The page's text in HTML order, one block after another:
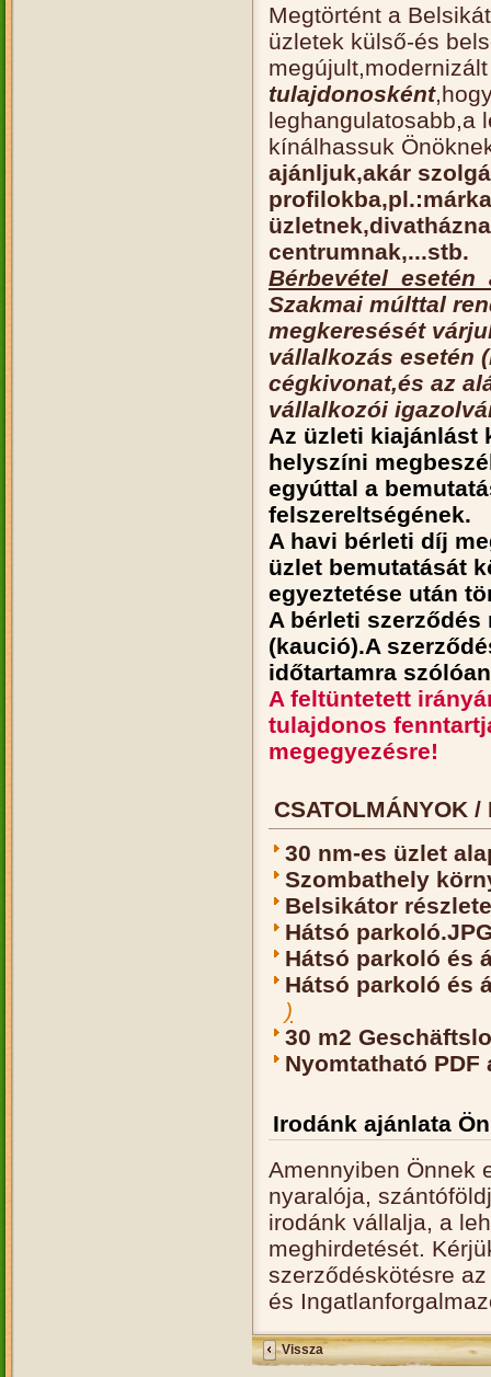
Megtörtént a
üzletek külső-és
tulajdonosként
leghangulatosabb,a
kínálhassuk
ajánljuk,akár
centrumnak,...stb.
Bérbevétel
Szakmai múlttal
megkeresését
vállalkozás esetén
cégkivonat,és az
vállalkozói
Az üzleti kiajánlást
helyszíni
egyúttal a
felszereltségének.
A havi bérleti díj
üzlet bemutatását
egyeztetése után
A bérleti
(kaució).A
időtartamra
A feltüntetett
tulajdonos
megegyezésre!
CSATOLMÁNYOK
30 nm-es üzlet
Szombathely
Belsikátor
Hátsó
Hátsó parkoló és
Hátsó parkoló és
)
30 m2
Nyomtatható PDF
Irodánk ajánlata
Amennyiben Önnek
nyaralója,
irodánk vállalja, a
meghirdetését.
szerződéskötésre
és
Vissza